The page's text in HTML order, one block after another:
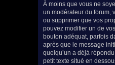
À moins que vous ne
un modérateur du forum,
ou supprimer que vos
pouvez modifier un de
bouton adéquat, parfois
après que le message
quelqu’un a déjà
petit texte situé en